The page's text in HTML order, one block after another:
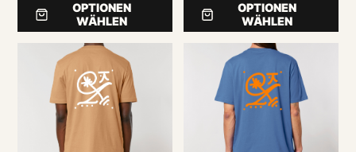
OPTIONEN
WÄHLEN
OPTIONEN
WÄHLEN